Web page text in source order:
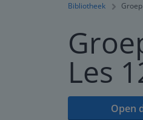
Bibliotheek
Les
Open